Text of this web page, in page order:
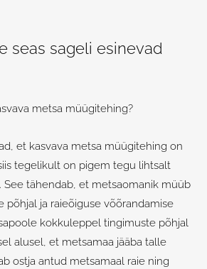
seas sageli esinevad
metsa müügitehing?
et kasvava metsa müügitehing on
tegelikult on pigem tegu lihtsalt
See tähendab, et metsaomanik müüb
põhjal ja raieõiguse võõrandamise
kokkuleppel tingimuste põhjal
alusel, et metsamaa jääba talle
ostja antud metsamaal raie ning